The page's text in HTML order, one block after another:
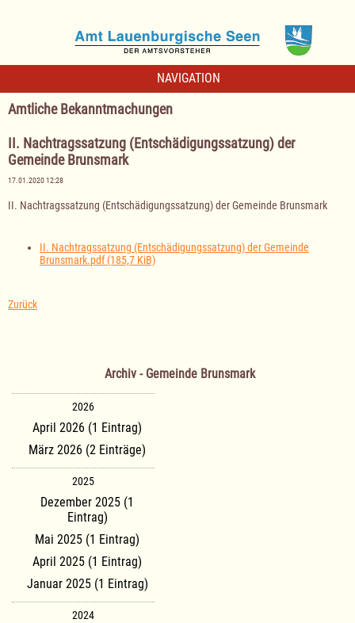
NAVIGATION
Amtliche Bekanntmachungen
II. Nachtragssatzung (Entschädigungssatzung) der
Gemeinde Brunsmark
17.01.2020 12:28
II. Nachtragssatzung (Entschädigungssatzung) der Gemeinde Brunsmark
II. Nachtragssatzung (Entschädigungssatzung) der Gemeinde
Brunsmark.pdf(185,7 KiB)
Zurück
Archiv - Gemeinde Brunsmark
2026
April 2026 (1 Eintrag)
März 2026 (2 Einträge)
2025
Dezember 2025 (1
Eintrag)
Mai 2025 (1 Eintrag)
April 2025 (1 Eintrag)
Januar 2025 (1 Eintrag)
2024